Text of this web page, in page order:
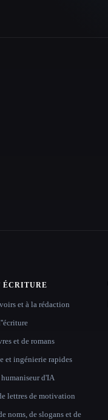
ÉCRITURE
et à la rédaction
et de romans
et ingénierie rapides
d'IA
lettres de motivation
noms, de slogans et de